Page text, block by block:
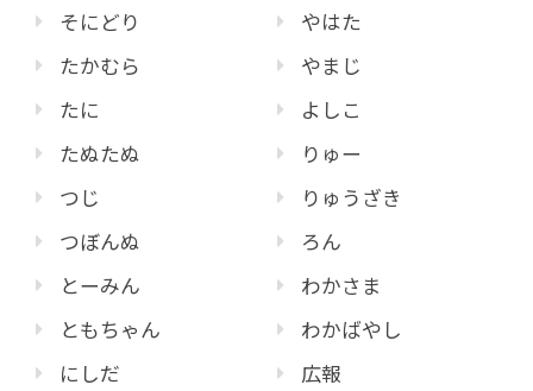
そにどり
たかむら
たに
たぬたぬ
つじ
つぼんぬ
とーみん
ともちゃん
にしだ
やはた
やまじ
よしこ
りゅー
りゅうざき
ろん
わかさま
わかばやし
広報